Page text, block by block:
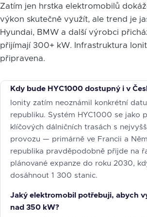
Zatím jen hrstka elektromobilů
výkon skutečně využít, ale trend je
Hyundai, BMW a další výrobci
přijímají 300+ kW. Infrastruktura
připravena.
Kdy bude HYC1000 dostupný i v
Ionity zatím neoznámil konkrétní
republiku. Systém HYC1000 se jako
klíčových dálničních trasách s
provozu — primárně ve Francii a
republika pravděpodobně přijde na
plánované expanze do roku 2030,
dosáhnout 1 300 stanic.
Jaký elektromobil potřebuji, abych
nad 350 kW?